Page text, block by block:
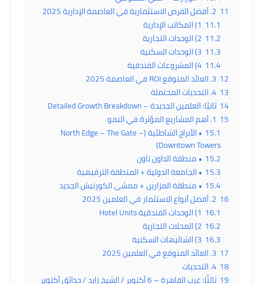
11 2. أفضل الفرص الاستثمارية في العاصمة الإدارية 2025
11.1 1) المكاتب الإدارية
11.2 2) الوحدات التجارية
11.3 3) الوحدات السكنية
11.4 4) المشروعات الفندقية
12 3. العائد المتوقع ROI في العاصمة 2025
13 4. التحديات المحتملة
14 ثانيًا: العلمين الجديدة – Detailed Growth Breakdown
15 1. أهم المشاريع المؤثرة في النمو
15.1
• الأبراج الشاطئية (North Edge – The Gate –
Downtown Towers)
15.2 • منطقة الداون تاون
15.3 • الجامعة الدولية + المنطقة الترفيهية
15.4 • منطقة المزارين + ممشى الكورنيش الجديد
16 2. أفضل أنواع الاستثمار في العلمين 2025
16.1 1) الوحدات الفندقية Hotel Units
16.2 2) المحلات التجارية
16.3 3) الشاليهات السكنية
17 3. العائد المتوقع في العلمين 2025
18 4. التحديات
19 ثالثًا: غرب القاهرة – 6 أكتوبر / الشيخ زايد / حدائق أكتوبر